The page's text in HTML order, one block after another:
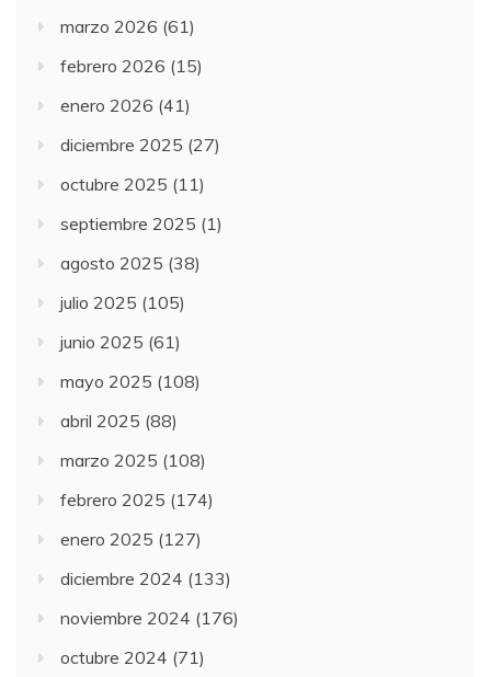
marzo 2026 (61)
febrero 2026 (15)
enero 2026 (41)
diciembre 2025 (27)
octubre 2025 (11)
septiembre 2025 (1)
agosto 2025 (38)
julio 2025 (105)
junio 2025 (61)
mayo 2025 (108)
abril 2025 (88)
marzo 2025 (108)
febrero 2025 (174)
enero 2025 (127)
diciembre 2024 (133)
noviembre 2024 (176)
octubre 2024 (71)